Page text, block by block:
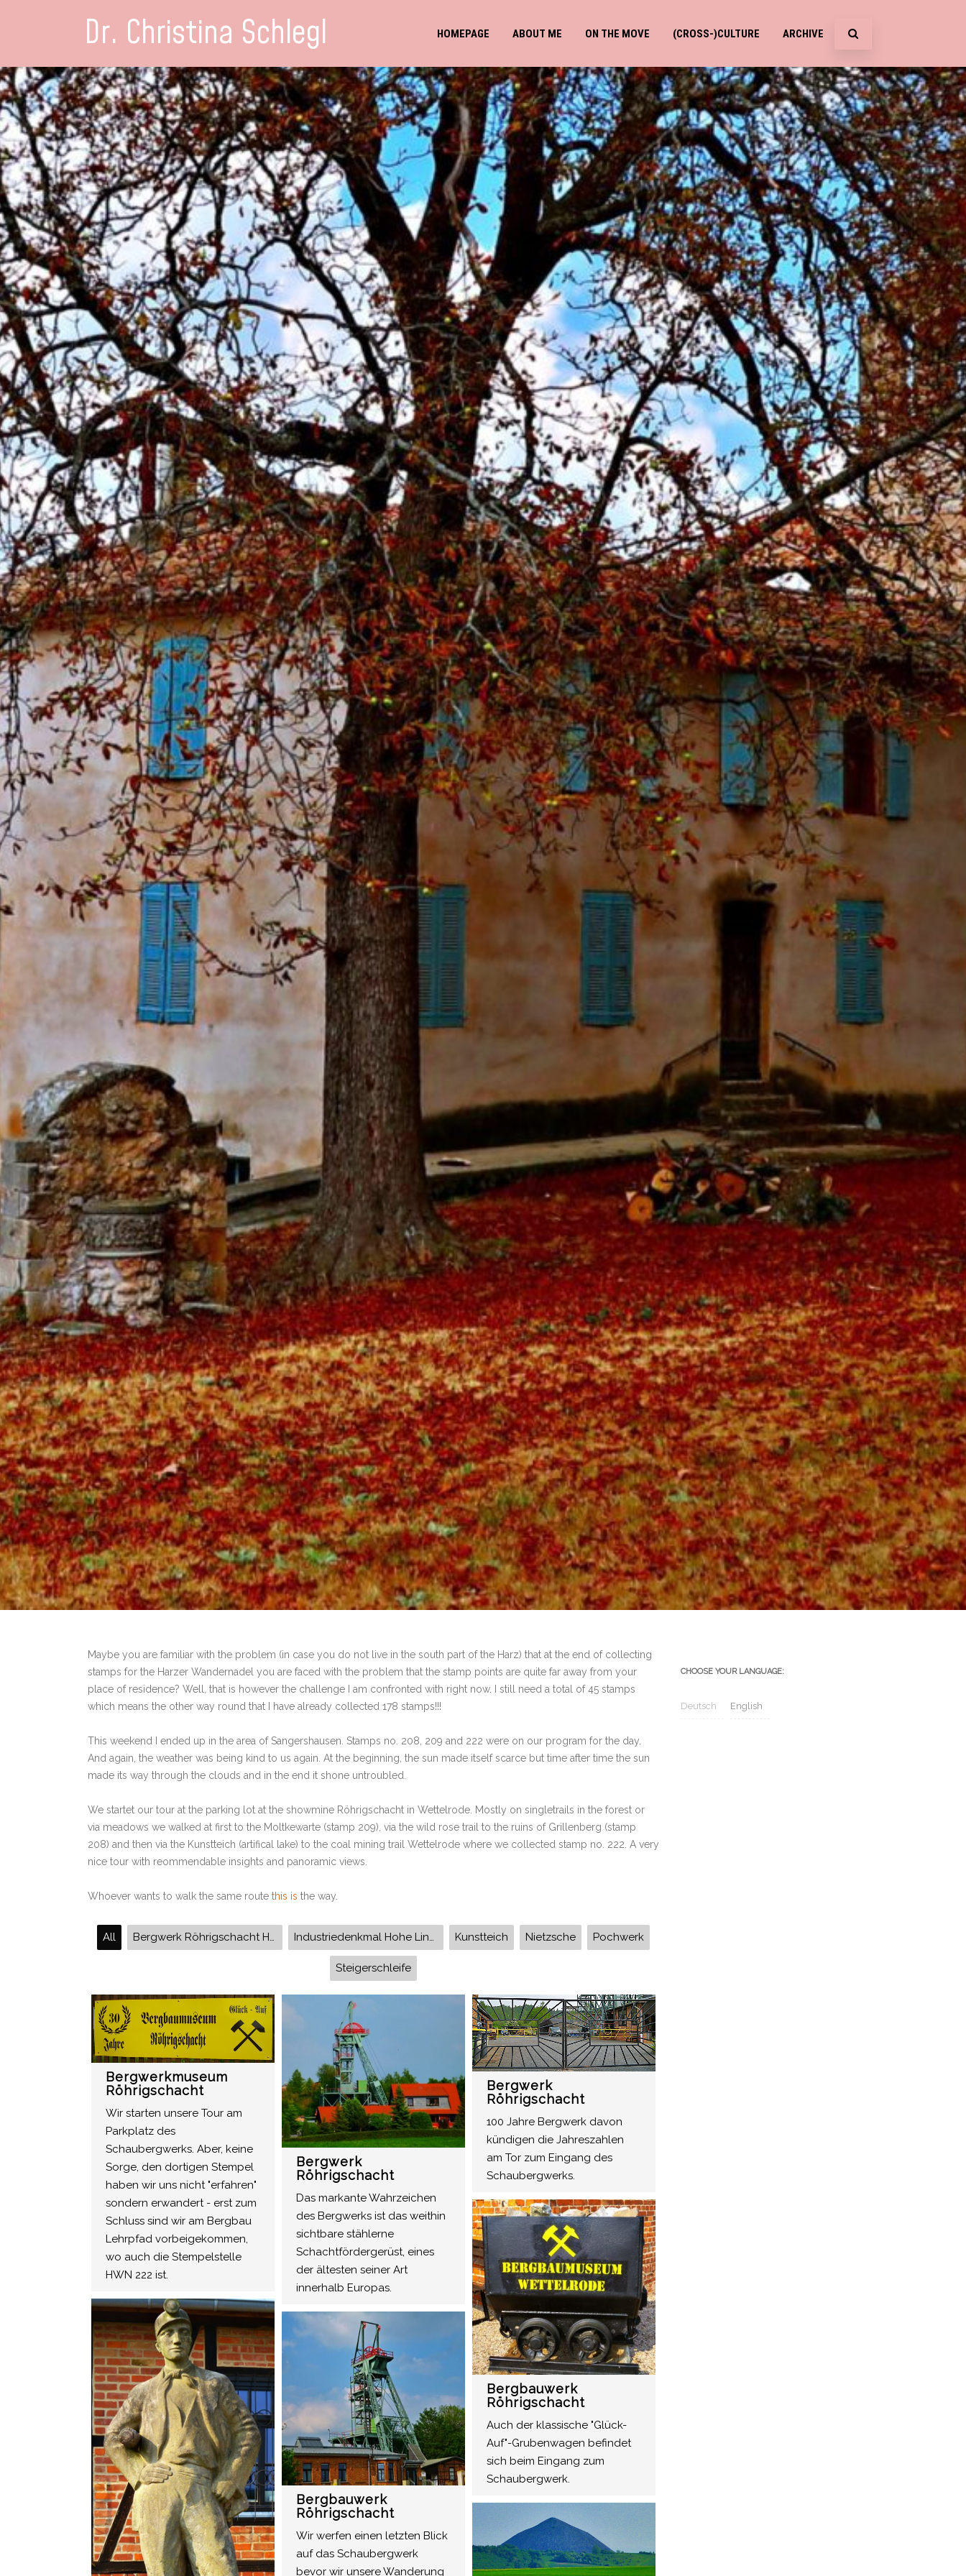
Dr. Christina Schlegl HOMEPAGE ABOUT ME ON THE MOVE (CROSS-)CULTURE ARCHIVE
Maybe you are familiar with the problem (in case you do not live in the south part of the Harz) that at the end of collecting
stamps for the Harzer Wandernadel you are faced with the problem that the stamp points are quite far away from your
place of residence? Well, that is however the challenge I am confronted with right now. I still need a total of 45 stamps
which means the other way round that I have already collected 178 stamps!!!
This weekend I ended up in the area of Sangershausen. Stamps no. 208, 209 and 222 were on our program for the day.
And again, the weather was being kind to us again. At the beginning, the sun made itself scarce but time after time the sun
made its way through the clouds and in the end it shone untroubled.
We startet our tour at the parking lot at the showmine Röhrigschacht in Wettelrode. Mostly on singletrails in the forest or
via meadows we walked at first to the Moltkewarte (stamp 209), via the wild rose trail to the ruins of Grillenberg (stamp
208) and then via the Kunstteich (artifical lake) to the coal mining trail Wettelrode where we collected stamp no. 222. A very
nice tour with reommendable insights and panoramic views.
Whoever wants to walk the same route this is the way.
All Bergwerk Röhrigschacht HWN 222 HWN 209 HWN 208 Moltkewarte Burgruine Grillenburg Bergbau Lehrpfad Wettelrode Gonna Wildrosenpfad Sangershausen Lengefeld Grillenberg Industriedenkmal Hohe Linde Kunstteich Nietzsche Pochwerk
Steigerschleife
Bergwerkmuseum
Röhrigschacht
Wir starten unsere Tour am
Parkplatz des
Schaubergwerks. Aber, keine
Sorge, den dortigen Stempel
haben wir uns nicht "erfahren"
sondern erwandert - erst zum
Schluss sind wir am Bergbau
Lehrpfad vorbeigekommen,
wo auch die Stempelstelle
HWN 222 ist.
Bergwerk
Röhrigschacht
Das markante Wahrzeichen
des Bergwerks ist das weithin
sichtbare stählerne
Schachtfördergerüst, eines
der ältesten seiner Art
innerhalb Europas.
Bergbauwerk
Röhrigschacht
Wir werfen einen letzten Blick
auf das Schaubergwerk
bevor wir unsere Wanderung
Bergwerk
Röhrigschacht
100 Jahre Bergwerk davon
kündigen die Jahreszahlen
am Tor zum Eingang des
Schaubergwerks.
Bergbauwerk
Röhrigschacht
Auch der klassische "Glück-
Auf"-Grubenwagen befindet
sich beim Eingang zum
Schaubergwerk.
CHOOSE YOUR LANGUAGE:
Deutsch English